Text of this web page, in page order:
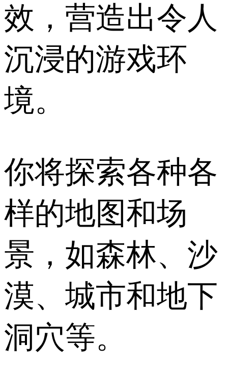
效，营造出令人
沉浸的游戏环
境。
你将探索各种各
样的地图和场
景，如森林、沙
漠、城市和地下
洞穴等。